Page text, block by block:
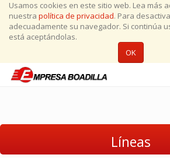
Usamos cookies en este sitio web. Lea más
nuestra política de privacidad. Para
adecuadamente su navegador. Si continúa
está aceptándolas.
OK
Líneas